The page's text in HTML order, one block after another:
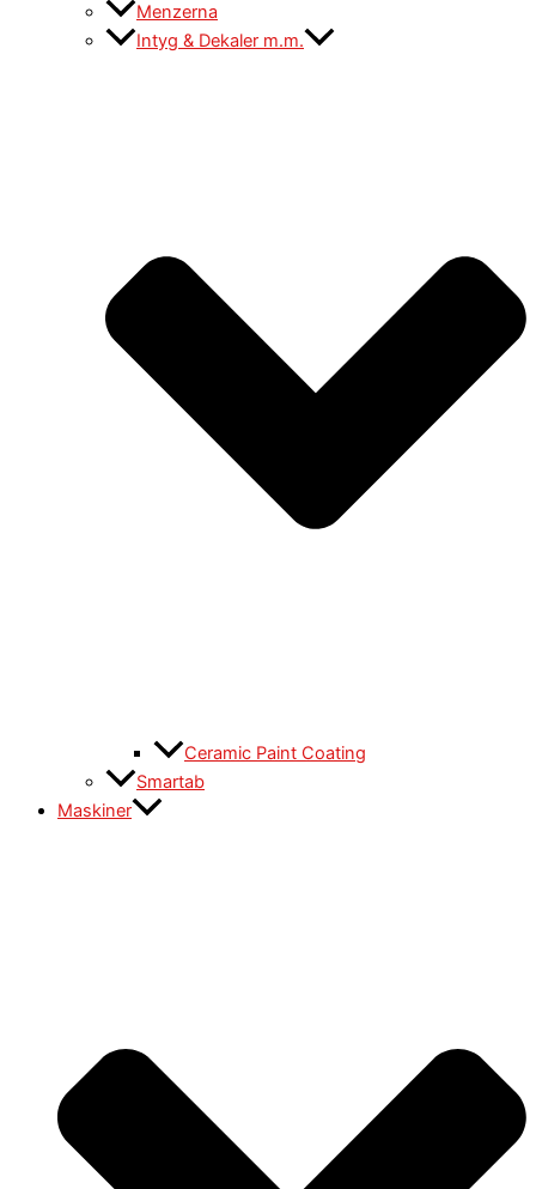
Menzerna
Intyg & Dekaler m.m.
Ceramic Paint Coating
Smartab
Maskiner